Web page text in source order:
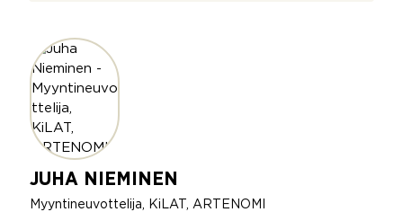
JUHA NIEMINEN
Myyntineuvottelija, KiLAT, ARTENOMI